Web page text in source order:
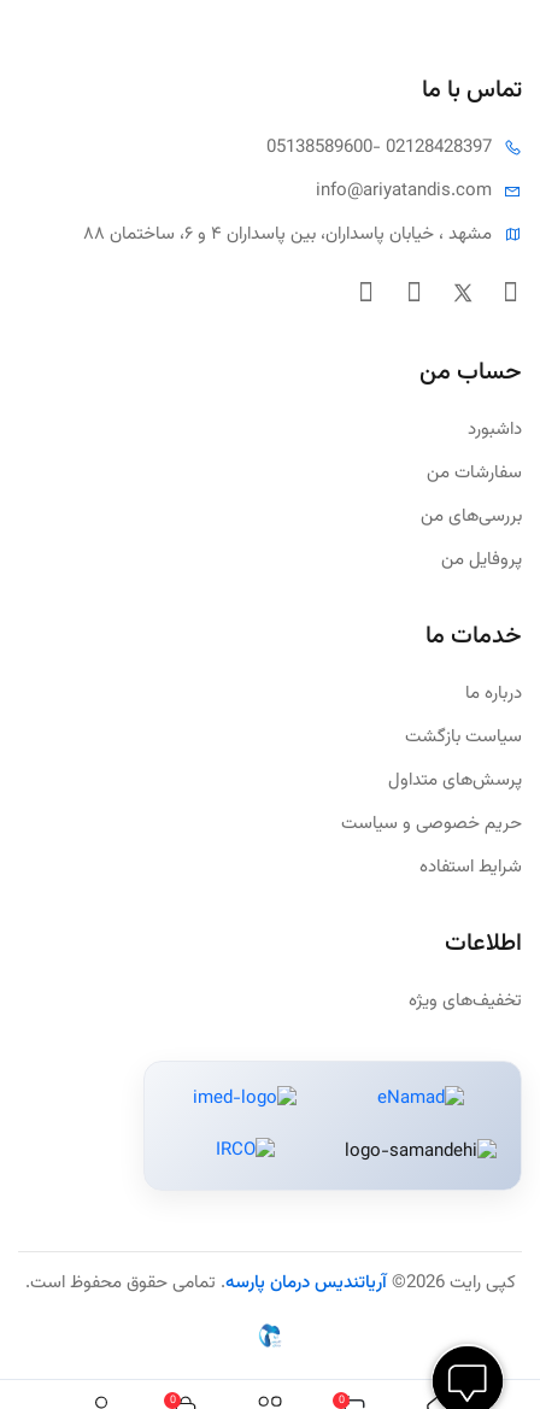
0
0
تماس با ما
05138589600- 02128428397
info@ariyatandis.com
مشهد ، خیابان پاسداران، بین پاسداران ۴ و ۶، ساختمان ۸۸
حساب من
داشبورد
سفارشات من
بررسی‌های من
پروفایل من
خدمات ما
درباره ما
سیاست بازگشت
پرسش‌های متداول
حریم خصوصی و سیاست
شرایط استفاده
اطلاعات
تخفیف‌های ویژه
کپی رایت 2026© آریاتندیس درمان پارسه. تمامی حقوق محفوظ است.